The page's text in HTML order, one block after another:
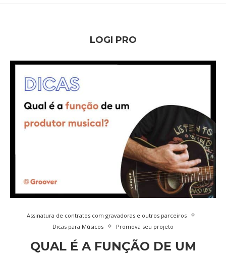
LOGI PRO
Assinatura de contratos com gravadoras e outros parceiros
Dicas para Músicos
Promova seu projeto
QUAL É A FUNÇÃO DE UM